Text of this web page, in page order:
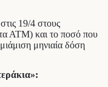
19/4 στους
ΑΤΜ) και το ποσό που
μηνιαία δόση